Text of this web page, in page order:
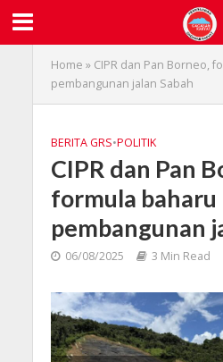
Home » CIPR dan Pan Borneo,
pembangunan jalan Sabah
BERITA GRS•POLITIK
CIPR dan Pan
formula baharu
pembangunan
06/08/2025 3 Min Read